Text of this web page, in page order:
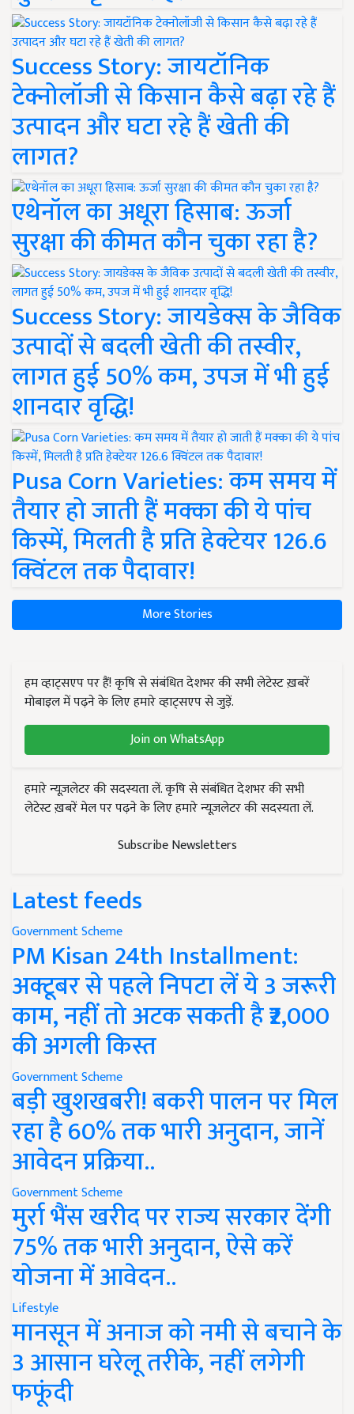
Success Story: जायटॉनिक
टेक्नोलॉजी से किसान कैसे बढ़ा रहे हैं
उत्पादन और घटा रहे हैं खेती की
लागत?
एथेनॉल का अधूरा हिसाब: ऊर्जा
सुरक्षा की कीमत कौन चुका रहा है?
Success Story: जायडेक्स के जैविक
उत्पादों से बदली खेती की तस्वीर,
लागत हुई 50% कम, उपज में भी हुई
शानदार वृद्धि!
Pusa Corn Varieties: कम समय में
तैयार हो जाती हैं मक्का की ये पांच
किस्में, मिलती है प्रति हेक्टेयर 126.6
क्विंटल तक पैदावार!
More Stories
हम व्हाट्सएप पर हैं! कृषि से संबंधित देशभर की सभी लेटेस्ट ख़बरें
मोबाइल में पढ़ने के लिए हमारे व्हाट्सएप से जुड़ें.
Join on WhatsApp
हमारे न्यूज़लेटर की सदस्यता लें. कृषि से संबंधित देशभर की सभी
लेटेस्ट ख़बरें मेल पर पढ़ने के लिए हमारे न्यूज़लेटर की सदस्यता लें.
Subscribe Newsletters
Latest feeds
Government Scheme
PM Kisan 24th Installment:
अक्टूबर से पहले निपटा लें ये 3 जरूरी
काम, नहीं तो अटक सकती है ₹2,000
की अगली किस्त
Government Scheme
बड़ी खुशखबरी! बकरी पालन पर मिल
रहा है 60% तक भारी अनुदान, जानें
आवेदन प्रक्रिया..
Government Scheme
मुर्रा भैंस खरीद पर राज्य सरकार देंगी
75% तक भारी अनुदान, ऐसे करें
योजना में आवेदन..
Lifestyle
मानसून में अनाज को नमी से बचाने के
3 आसान घरेलू तरीके, नहीं लगेगी
फफूंदी